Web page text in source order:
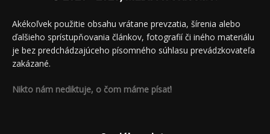
Akékoľvek použitie obsahu vrátane prevzatia, šírenia alebo
ďalšieho sprístupňovania článkov, fotografií či iného materiálu
je bez predchádzajúceho písomného súhlasu prevádzkovateľa
zakázané.
Nikto nám nediktuje, o čom máme písať!